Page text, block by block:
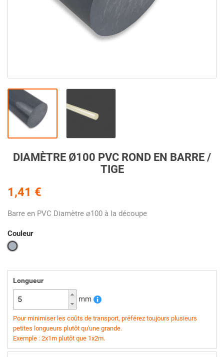
DIAMÈTRE Ø100 PVC ROND EN BARRE /
TIGE
1,41 €
Barre en PVC Diamètre ⌀100 à la découpe
Couleur
Gris
Longueur
mm
Pour minimiser les coûts de transport, préférez toujours plusieurs
petites longueurs plutôt qu'une grande.
Exemple : 2x1m plutôt que 1x2m.